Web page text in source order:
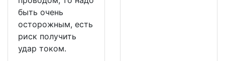
быть очень
осторожным, есть
риск получить
удар током.